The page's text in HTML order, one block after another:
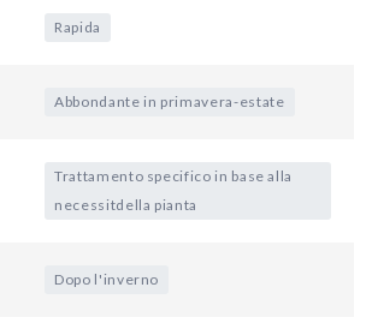
Rapida
Abbondante in primavera-estate
Trattamento specifico in base alla
necessitdella pianta
Dopo l'inverno